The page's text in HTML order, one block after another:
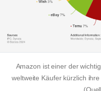
Amazon ist einer der
weltweite Käufer kürzlich